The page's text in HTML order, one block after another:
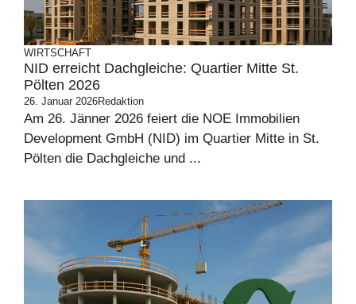
WIRTSCHAFT
NID erreicht Dachgleiche: Quartier Mitte St.
Pölten 2026
26. Januar 2026Redaktion
Am 26. Jänner 2026 feiert die NOE Immobilien
Development GmbH (NID) im Quartier Mitte in St.
Pölten die Dachgleiche und ...